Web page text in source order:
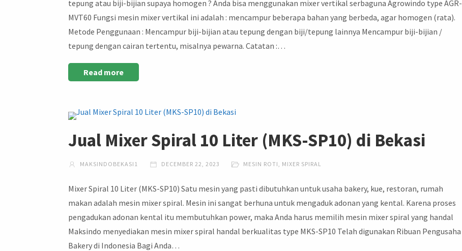
tepung atau biji-bijian supaya homogen ? Anda bisa menggunakan mixer vertikal serbaguna Agrowindo type AGR-
MVT60 Fungsi mesin mixer vertikal ini adalah : mencampur beberapa bahan yang berbeda, agar homogen (rata).
Metode Penggunaan : Mencampur biji-bijian atau tepung dengan biji/tepung lainnya Mencampur biji-bijian /
tepung dengan cairan tertentu, misalnya pewarna. Catatan :…
Read more
Jual Mixer Spiral 10 Liter (MKS-SP10) di Bekasi
MAKSINDOBEKASI1 DECEMBER 22, 2023 MESIN ROTI MIXER SPIRAL
Mixer Spiral 10 Liter (MKS-SP10) Satu mesin yang pasti dibutuhkan untuk usaha bakery, kue, restoran, rumah
makan adalah mesin mixer spiral. Mesin ini sangat berhuna untuk mengaduk adonan yang kental. Karena proses
pengadukan adonan kental itu membutuhkan power, maka Anda harus memilih mesin mixer spiral yang handal
Maksindo menyediakan mesin mixer spiral handal berkualitas type MKS-SP10 Telah digunakan Ribuan Pengusaha
Bakery di Indonesia Bagi Anda…